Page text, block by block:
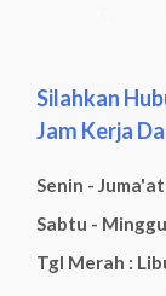
Silahkan
Jam Kerja
Senin -
Sabtu -
Tgl Merah :